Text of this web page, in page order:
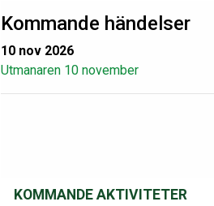
Kommande händelser
10 nov 2026
Utmanaren 10 november
KOMMANDE AKTIVITETER